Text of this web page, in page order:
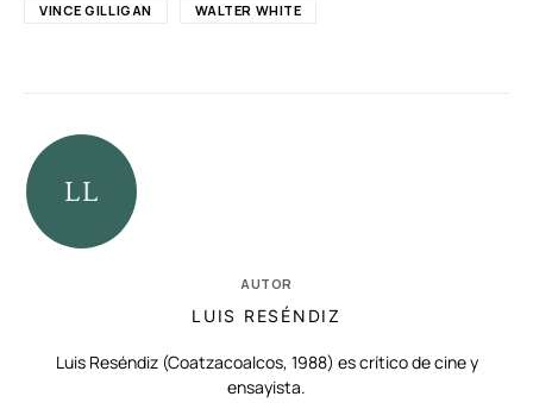
VINCE GILLIGAN WALTER WHITE
AUTOR
LUIS RESÉNDIZ
Luis Reséndiz (Coatzacoalcos, 1988) es crítico de cine y
ensayista.